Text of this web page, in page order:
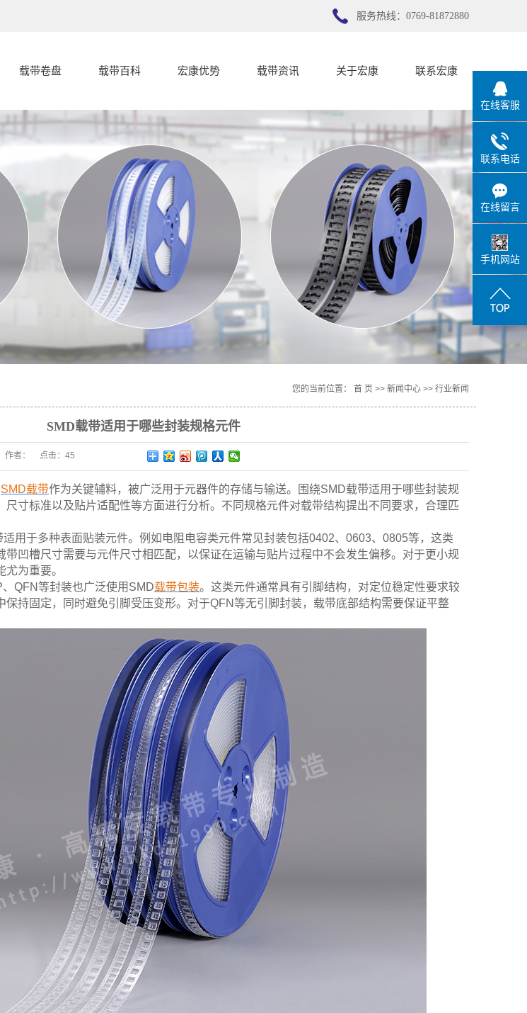
服务热线：0769-81872880
载带卷盘 载带百科
载带封合开裂
的几种常见形
式分析
载带编带过程
中的卡带和跳
料的原因
载带封合开裂
分析
载带的产品分
类
宏康载带有什
么特点，和盖
带有什么区别
宏康优势
宏康优势
载带资讯
公司新闻
技术知识
关于宏康
宏康简介
联系宏康
联系宏康
您的当前位置： 首 页 >> 新闻中心 >> 行业新闻
SMD载带适用于哪些封装规格元件
作者： 点击： 45
SMD载带作为关键辅料，被广泛用于元器件的存储与输送。围绕SMD载带适用于哪些封装规
寸标准以及贴片适配性等方面进行分析。不同规格元件对载带结构提出不同要求，合理匹
用于多种表面贴装元件。例如电阻电容类元件常见封装包括0402、0603、0805等，这类
带凹槽尺寸需要与元件尺寸相匹配，以保证在运输与贴片过程中不会发生偏移。对于更小规
为重要。
QFN等封装也广泛使用SMD载带包装。这类元件通常具有引脚结构，对定位稳定性要求较
保持固定，同时避免引脚受压变形。对于QFN等无引脚封装，载带底部结构需要保证平整
在线客服
联系电话
在线留言
手机网站